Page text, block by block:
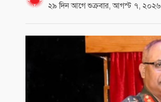
২৯ দিন আগে শুক্রবার, আগস্ট ৭, ২০২৬